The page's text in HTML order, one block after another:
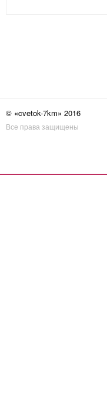
© «cvetok-7km» 2016
Все права защищены